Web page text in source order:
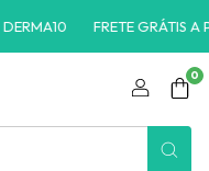
FRETE GRÁTIS A PARTIR
0